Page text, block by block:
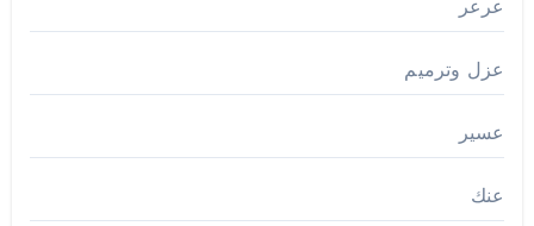
عرعر
عزل وترميم
عسير
عنك